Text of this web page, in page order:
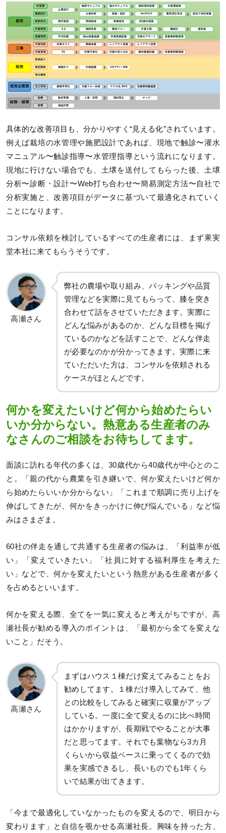
具体的な改善項目も、分かりやすく“見える化”されています。
例えば栽培の水管理や施肥設計であれば、現地で触診〜灌水
マニュアル〜触診指導〜水管理指導という流れになります。
現地に行けない場合でも、土壌を送付してもらった後、土壌
分析〜診断・設計〜Web打ち合わせ〜簡易測定方法〜自社で
分析実施と、改善項目がデータに基づいて最適化されていく
ことになります。
コンサル依頼を検討しているすべての生産者には、まず果実
堂本社に来てもらうそうです。
高瀬さん
弊社の農場や取り組み、パッキングや品質
管理などを実際に見てもらって、膝を突き
合わせて話をさせていただきます。実際に
どんな悩みがあるのか、どんな目標を掲げ
ているのかなどを話すことで、どんな伴走
が必要なのかが分かってきます。実際に来
ていただいた方は、コンサルを依頼される
ケースがほとんどです。
何かを変えたいけど何から始めたらい
いか分からない。熱意ある生産者のみ
なさんのご相談をお待ちしてます。
面談に訪れる年代の多くは、30歳代から40歳代が中心とのこ
と。「親の代から農業を引き継いで、何か変えたいけど何か
ら始めたらいいか分からない」「これまで順調に売り上げを
伸ばしてきたが、何かをきっかけに伸び悩んでいる」など悩
みはさまざま。
60社の伴走を通して共通する生産者の悩みは、「利益率が低
い」「変えていきたい」「社員に対する福利厚生を考えた
い」などで、何かを変えたいという熱意がある生産者が多く
を占めるといいます。
何かを変える際、全てを一気に変えると考えがちですが、高
瀬社長が勧める導入のポイントは、「最初から全てを変えな
いこと」だそう。
高瀬さん
まずはハウス１棟だけ変えてみることをお
勧めしてます。１棟だけ導入してみて、他
との比較をしてみると確実に収量がアップ
している。一度に全て変えるのに比べ時間
はかかりますが、長期戦でやることが大事
だと思ってます。それでも葉物なら3カ月
くらいから収益ベースに乗ってくるので効
果を実感できるし、長いものでも1年くら
いで結果が出てきます。
「今まで最適化していなかったものを変えるので、明日から
変わります」と自信を覗かせる高瀬社長。興味を持った方、